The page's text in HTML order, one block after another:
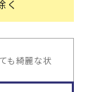
く
も綺麗な状